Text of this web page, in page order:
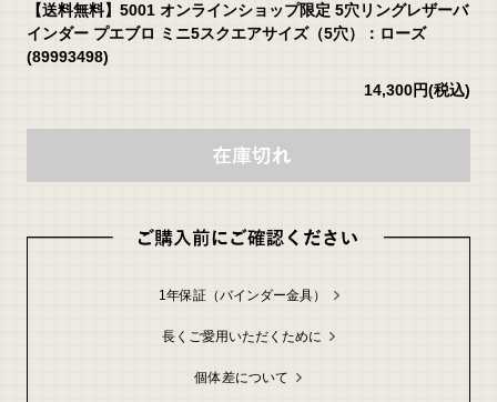
【送料無料】5001 オンラインショップ限定 5穴リングレザーバ
インダー プエブロ ミニ5スクエアサイズ（5穴）：ローズ
(89993498)
14,300円(税込)
に
1年保証（バインダー金具）
長くご愛用いただくために
個体差について